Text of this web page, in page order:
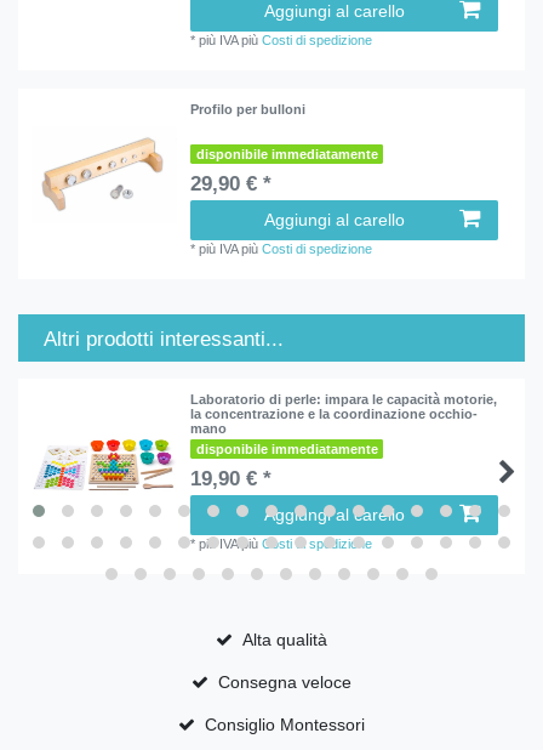
Aggiungi al carello
*più IVApiùCosti di spedizione
Profilo per bulloni
disponibile immediatamente
29,90 € *
Aggiungi al carello
*più IVApiùCosti di spedizione
Altri prodotti interessanti...
Laboratorio di perle: impara le capacità motorie,
la concentrazione e la coordinazione occhio-
mano
disponibile immediatamente
19,90 € *
Aggiungi al carello
*più IVApiùCosti di spedizione
Alta qualità
Consegna veloce
Consiglio Montessori